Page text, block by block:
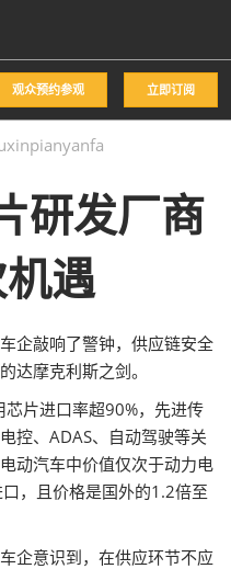
观众预约参观 立即订阅
研发厂商
遇
企敲响了警钟，供应链安全
达摩克利斯之剑。
片进口率超90%，先进传
控、ADAS、自动驾驶等关
动汽车中价值仅次于动力电
，且价格是国外的1.2倍至
企意识到，在供应环节不应